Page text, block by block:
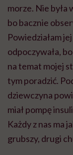
morze. Nie była
bo bacznie
Powiedziałam
odpoczywała,
na temat mojej
tym poradzić.
dziewczyna
miał pompę
Każdy z nas ma
grubszy, drugi